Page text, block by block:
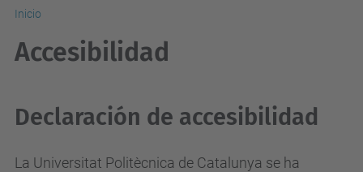
Inicio
Accesibilidad
Declaración de accesibilidad
La Universitat Politècnica de Catalunya se ha